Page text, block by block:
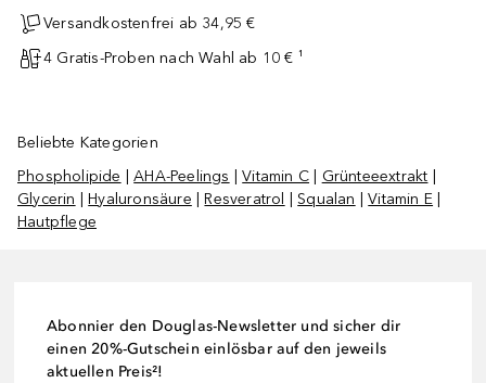
Serum verbesserte die gefühlte Hautelastizität um 247 %.
Versandkostenfrei ab 34,95 €
4 Gratis-Proben nach Wahl ab 10 € ¹
Beliebte Kategorien
Phospholipide |AHA-Peelings |Vitamin C Grünteeextrakt
Glycerin |Hyaluronsäure |Resveratrol |Squalan |Vitamin E
Hautpflege
Abonnier den Douglas-Newsletter und sicher dir
einen 20%-Gutschein einlösbar auf den jeweils
aktuellen Preis²!